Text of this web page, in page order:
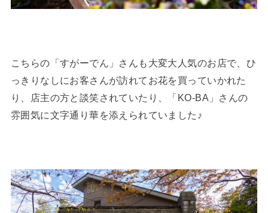
こちらの「すがーでん」さんも大変大人気のお店で、ひ
っきりなしにお客さんが訪れてお花を買っていかれた
り、店主の方と談笑されていたり、「KO-BA」さんの
雰囲気に文字通り華を添えられていました♪